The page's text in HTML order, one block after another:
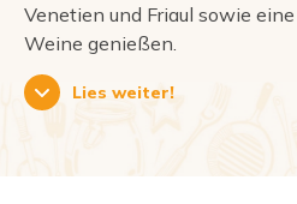
Venetien und Friaul sowie
Weine genießen.
Lies weiter!